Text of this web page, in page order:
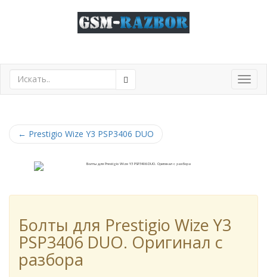
← Prestigio Wize Y3 PSP3406 DUO
Болты для Prestigio Wize Y3
PSP3406 DUO. Оригинал с
разбора